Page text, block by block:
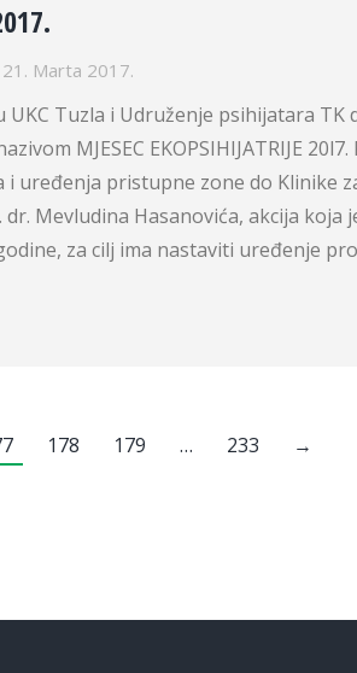
21. Marta 2017.
Tuzla i Udruženje psihijatara TK
MJESEC EKOPSIHIJATRIJE 20l7.
i uređenja pristupne zone do Klinike
Mevludina Hasanovića, akcija koja
za cilj ima nastaviti uređenje
178 179 … 233 →